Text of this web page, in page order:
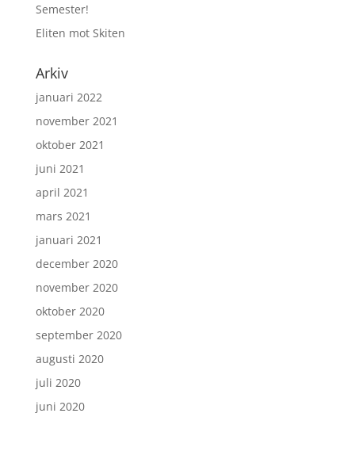
Semester!
Eliten mot Skiten
Arkiv
januari 2022
november 2021
oktober 2021
juni 2021
april 2021
mars 2021
januari 2021
december 2020
november 2020
oktober 2020
september 2020
augusti 2020
juli 2020
juni 2020